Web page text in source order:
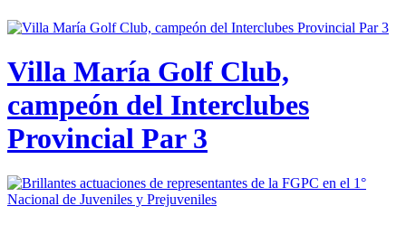
Villa María Golf Club,
campeón del Interclubes
Provincial Par 3